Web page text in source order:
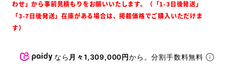
なら 月々1,309,000円から。分割手数料無料